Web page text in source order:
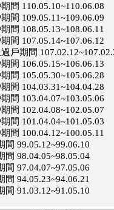
間 110.05.10~110.06.08
間 109.05.11~109.06.09
間 108.05.13~108.06.11
間 107.05.14~107.06.12
戶期間
間 106.05.15~106.06.13
間 105.05.30~105.06.28
間 104.03.31~104.04.28
間 103.04.07~103.05.06
間 102.04.08~102.05.07
間 101.04.04~101.05.03
間 100.04.12~100.05.11
間 99.05.12~99.06.10
間 98.04.05~98.05.04
間 97.04.07~97.05.06
94.05.23~94.06.21
間 91.03.12~91.05.10